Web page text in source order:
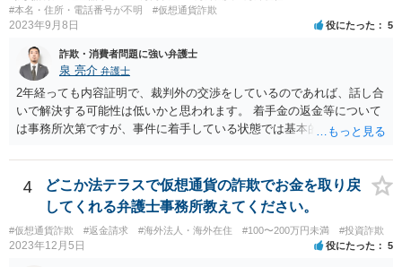
#本名・住所・電話番号が不明
#仮想通貨詐欺
2023年9月8日 役にたった 5
詐欺・消費者問題に強い弁護士
泉 亮介 弁護士
2年経っても内容証明で、裁判外の交渉をしているのであれば、話し合
いで解決する可能性は低いかと思われます。 着手金の返金等について
は事務所次第ですが、事件に着手している状態では基本的に返金に応
は、現状や今後どう動くのか、回収可能性についてどのような見込み
か等疑問や不安に思っていることは確認をされた方が良いでしょう。
4
どこか法テラスで仮想通貨の詐欺でお金を取り戻
してくれる弁護士事務所教えてください。
#仮想通貨詐欺 #返金請求 #海外法人・海外在住 #100〜200万円未満 #投資詐欺
2023年12月5日 役にたった 5